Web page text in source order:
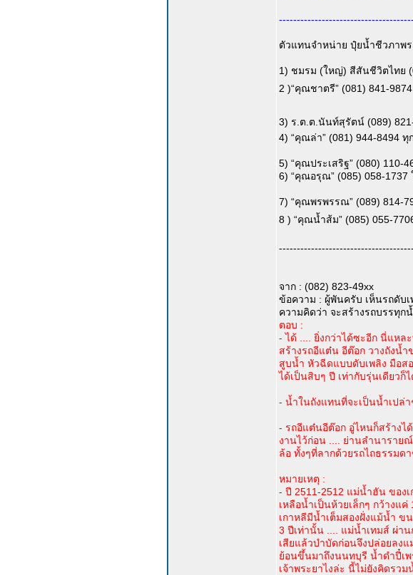
ตัวแทนจำหน่าย ปุ๋ยน้ำชีวภาพร
1) ชมรม (ใหญ่) สีสันชีวิตไทย
2 )“คุณชาตรี” (081) 841-
3) ร.ต.ต.นันท์สุรัตน์ (089)
4) “คุณล่า” (081) 944-8494
5) “คุณประเสริฐ” (080)
6) “คุณอรุณ” (085) 058-1737
7) “คุณพรพรรณ” (089) 814-
8 ) “คุณน้ำส้ม” (085) 055-
จาก : (082) 823-49xx
ข้อความ : ผู้พันครับ เห็นรถดับ
ความคิดว่า จะสร้างรถบรรทุ
ตอบ :
- ได้ .... ยิ่งกว่าได้ซะอีก นี่แหล
สร้างรถอีแต๋น อีต๊อก วางถังน้ำ
สูบน้ำ หัวฉีดแบบดับเพลิง มือสอ
ได้เป็นสิบๆ ปี เท่ากับรุ่นเดียว
- น้ำในถังแทนที่จะเป็นน้ำเปล่
- รถอีแต๋นอีต๊อก อู่ไหนก็สร้างไ
งานไว้ก่อน .... ย่านลำนาราย
ล้อ ทั้งๆที่ลากด้วยรถไถธรรมด
หมายเหตุ :
- ปี 2511-2512 แม่น้ำฮัน ของ
เหลือน้ำเป็นห้วยเล็กๆ กว้างแ
เกาหลีมีน้ำเต็มสองฝั่งแม้น้ำ ข
3 ปีเท่านั้น .... แม่น้ำเทมส์ ผ่า
เสียแล้วบำบัดก่อนจึงปล่อยลง
ย้อนขึ้นมาถึงนนทบุรี น้ำดำปี๋เ
เจ้าพระยาไงล่ะ นี้ไม่ยังคิดรว